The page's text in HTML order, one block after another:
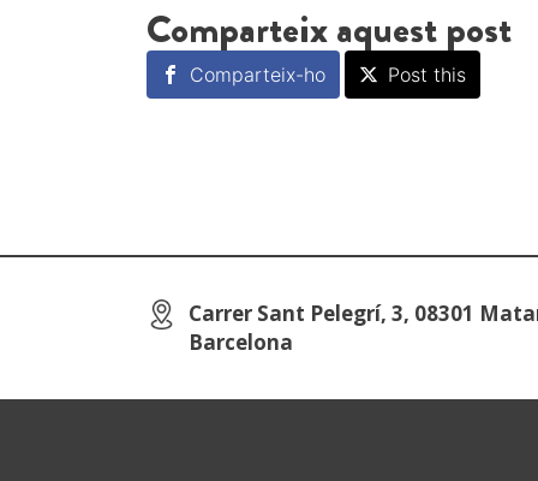
Comparteix aquest post
Comparteix-ho Post this
Carrer Sant Pelegrí, 3, 08301
Barcelona